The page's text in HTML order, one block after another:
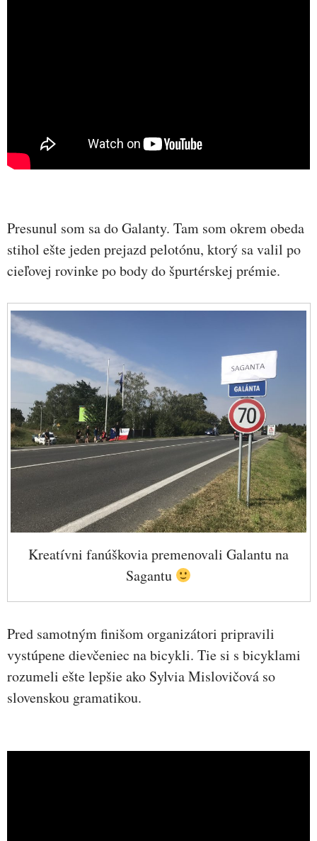
Presunul som sa do Galanty. Tam som okrem obeda
stihol ešte jeden prejazd pelotónu, ktorý sa valil po
cieľovej rovinke po body do špurtérskej prémie.
Kreatívni fanúškovia premenovali Galantu na
Sagantu
Pred samotným finišom organizátori pripravili
vystúpene dievčeniec na bicykli. Tie si s bicyklami
rozumeli ešte lepšie ako Sylvia Mislovičová so
slovenskou gramatikou.